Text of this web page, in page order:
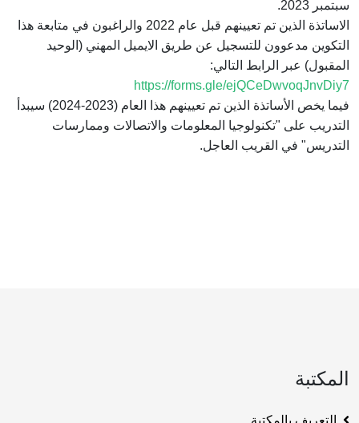
سبتمبر 2023.
الاساتذة الذين تم تعيينهم قبل عام 2022 والراغبون في متابعة هذا
التكوين مدعوون للتسجيل عن طريق الايميل المهني (الوحيد
المقبول) عبر الرابط التالي:
https://forms.gle/ejQCeDwvoqJnvDiy7
فيما يخص الأساتذة الذين تم تعيينهم هذا العام (2023-2024) سيبدأ
التدريب على "تكنولوجيا المعلومات والاتصالات وممارسات
التدريس" في القريب العاجل.
المكتبة